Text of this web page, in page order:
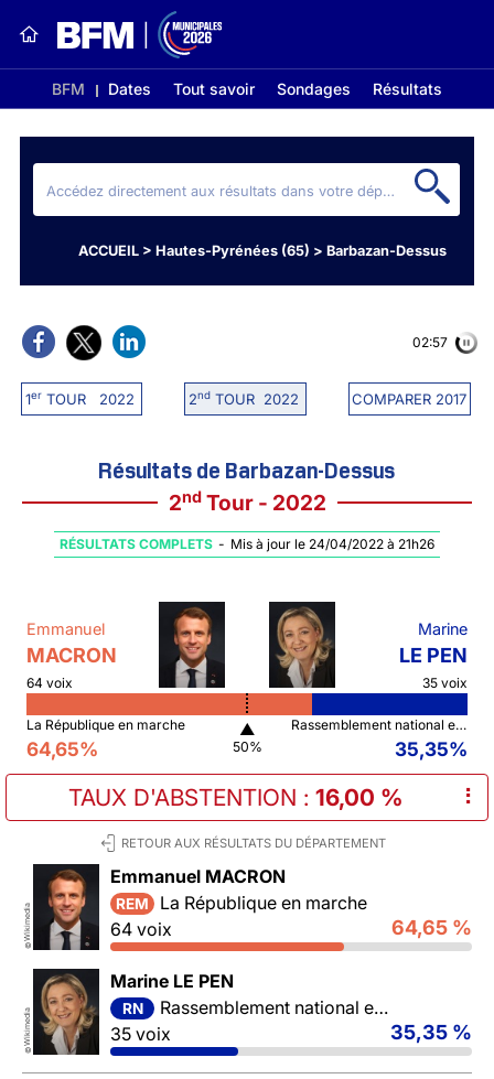
BFM Dates Tout savoir Sondages Résultats
ACCUEIL > Hautes-Pyrénées (65) > Barbazan-Dessus
1erTOUR 2022 2ndTOUR 2022 COMPARER 2017
02:56
Résultats de Barbazan-Dessus
2ndTour - 2022
RÉSULTATS COMPLETS - Mis à jour le 24/04/2022 à 21h26
Emmanuel
MACRON
64 voix
Marine
LE PEN
35 voix
La République en marche
64,65%
▲
50%
Rassemblement national et ses alliés
35,35%
TAUX D'ABSTENTION : 16,00 % ⠇
RETOUR AUX RÉSULTATS DU DÉPARTEMENT
©
Wikimedia
Emmanuel MACRON
REM
La République en marche
64 voix
64,65 %
©
Wikimedia
Marine LE PEN
RN
Rassemblement national et ses alliés
35 voix
35,35 %